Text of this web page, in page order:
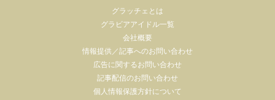
グラッチェとは
グラビアアイドル一覧
会社概要
情報提供／記事へのお問い合わせ
広告に関するお問い合わせ
記事配信のお問い合わせ
個人情報保護方針について